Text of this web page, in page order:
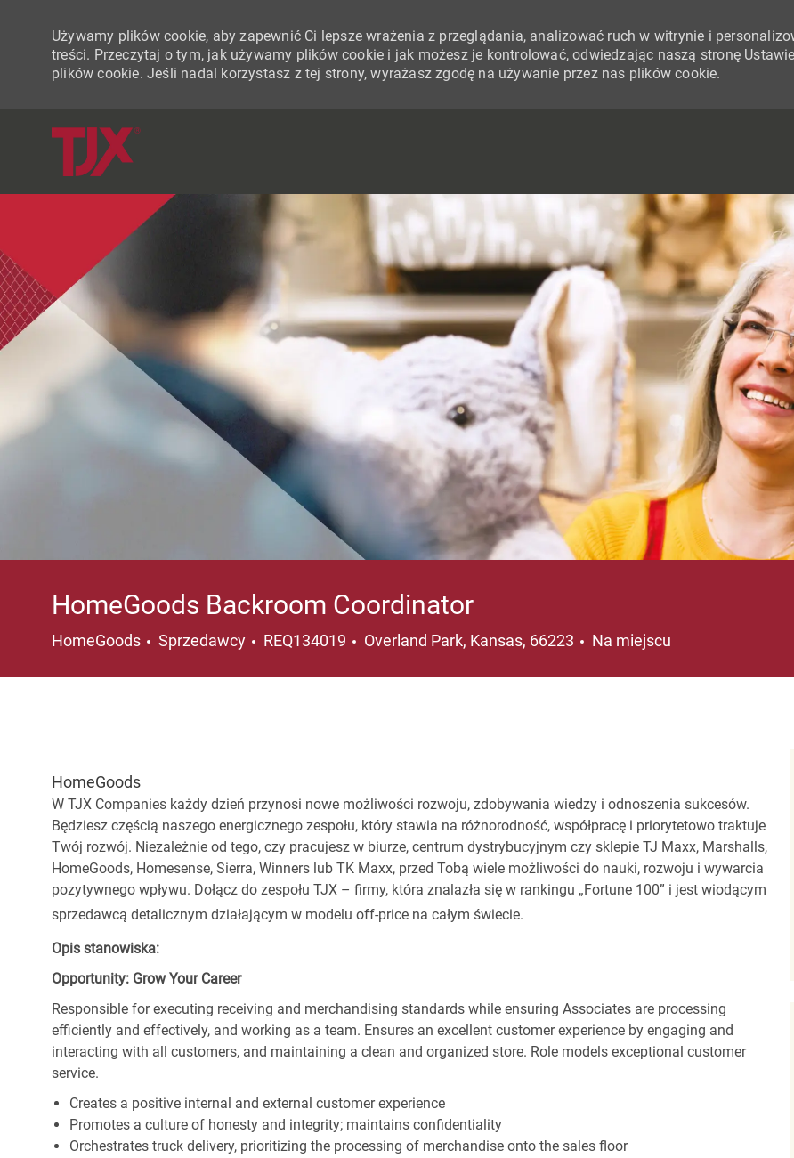
Używamy plików cookie, aby zapewnić Ci lepsze wrażenia z przeglądania, analizować ruch w witrynie i
treści. Przeczytaj o tym, jak używamy plików cookie i jak możesz je kontrolować, odwiedzając naszą stronę
plików cookie. Jeśli nadal korzystasz z tej strony, wyrażasz zgodę na używanie przez nas plików cookie.
HomeGoods Backroom Coordinator
HomeGoods Kategoria
Sprzedawcy REQ134019 Lokalizacja
Overland Park, Kansas, 66223 Na miejscu
HomeGoods
W TJX Companies każdy dzień przynosi nowe możliwości rozwoju, zdobywania wiedzy i odnoszenia sukcesów.
Będziesz częścią naszego energicznego zespołu, który stawia na różnorodność, współpracę i priorytetowo traktuje
Twój rozwój. Niezależnie od tego, czy pracujesz w biurze, centrum dystrybucyjnym czy sklepie TJ Maxx, Marshalls,
HomeGoods, Homesense, Sierra, Winners lub TK Maxx, przed Tobą wiele możliwości do nauki, rozwoju i wywarcia
pozytywnego wpływu. Dołącz do zespołu TJX – firmy, która znalazła się w rankingu „Fortune 100” i jest wiodącym
sprzedawcą detalicznym działającym w modelu off-price na całym świecie.
Opis stanowiska:
Opportunity: Grow Your Career
Responsible for executing receiving and merchandising standards while ensuring Associates are processing
efficiently and effectively, and working as a team. Ensures an excellent customer experience by engaging and
interacting with all customers, and maintaining a clean and organized store. Role models exceptional customer
service.
Creates a positive internal and external customer experience
Promotes a culture of honesty and integrity; maintains confidentiality
Orchestrates truck delivery, prioritizing the processing of merchandise onto the sales floor